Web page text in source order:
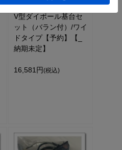
ービルアンテナ流用式
V型ダイポール基台セ
ット（バラン付）/ワイ
ドタイプ【予約】【_
納期未定】
16,581円 (税込)